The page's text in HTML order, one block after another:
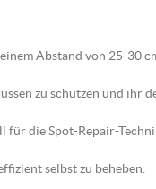
Abstand von 25-30
zu schützen und ihr
für die Spot-Repair-
selbst zu beheben.